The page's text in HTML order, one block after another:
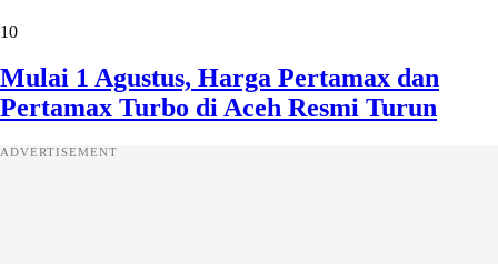
10
Mulai 1 Agustus, Harga Pertamax dan
Pertamax Turbo di Aceh Resmi Turun
ADVERTISEMENT